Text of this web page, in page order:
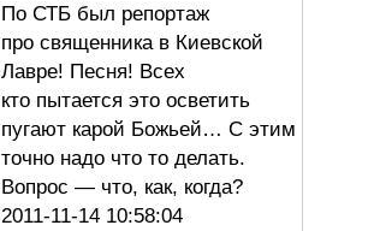
По СТБ был репортаж
про священника в Киевской
Лавре! Песня! Всех
кто пытается это осветить
пугают карой Божьей… С этим
точно надо что то делать.
Вопрос — что, как, когда?
2011-11-14 10:58:04